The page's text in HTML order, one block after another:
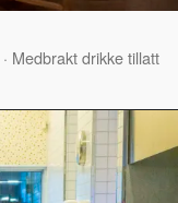
· Medbrakt drikke tillatt